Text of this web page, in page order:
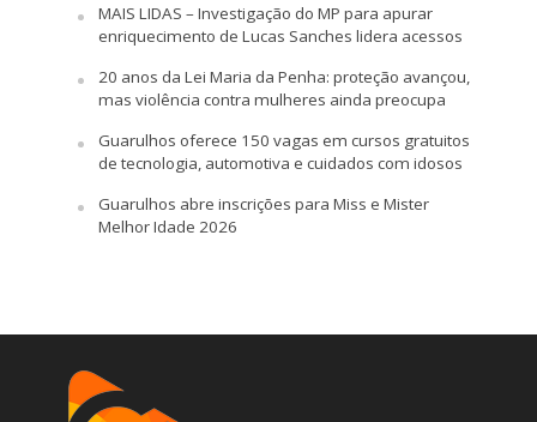
MAIS LIDAS – Investigação do MP para apurar
enriquecimento de Lucas Sanches lidera acessos
20 anos da Lei Maria da Penha: proteção avançou,
mas violência contra mulheres ainda preocupa
Guarulhos oferece 150 vagas em cursos gratuitos
de tecnologia, automotiva e cuidados com idosos
Guarulhos abre inscrições para Miss e Mister
Melhor Idade 2026